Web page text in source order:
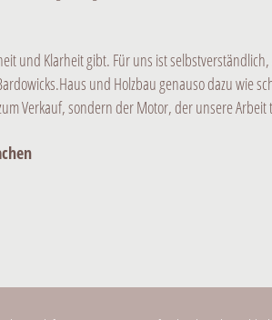
und Klarheit gibt. Für uns ist
und Holzbau genauso dazu wie
Verkauf, sondern der Motor, der unsere